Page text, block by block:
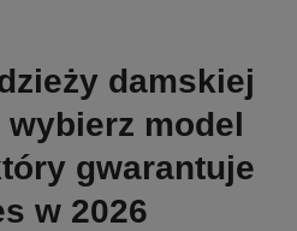
damskiej
model
gwarantuje
w 2026